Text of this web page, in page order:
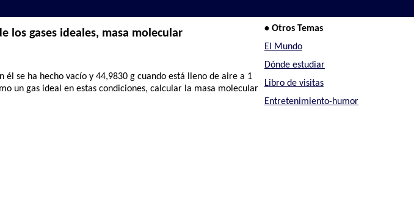
los gases ideales, masa molecular
se ha hecho vacío y 44,9830 g cuando está lleno de aire a 1
un gas ideal en estas condiciones, calcular la masa molecular
• Otros Temas
El Mundo
Dónde estudiar
Libro de visitas
Entretenimiento-humor